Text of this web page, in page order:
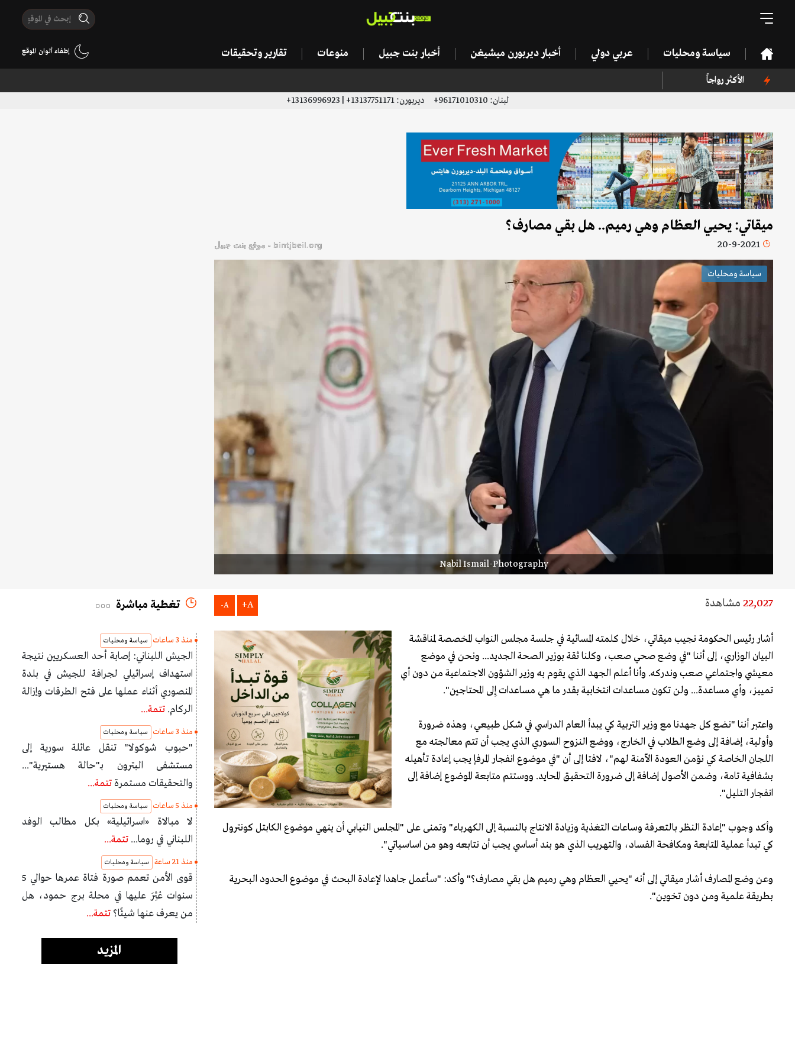
سياسة ومحليات عربي دولي أخبار ديربورن ميشيغن أخبار بنت جبيل منوعات تقارير وتحقيقات إطفاء ألوان الموقع
الأكثر رواجاً
لبنان: 96171010310+ ديربورن: 13137751171+ | 13136996923+
ميقاتي: يحيي العظام وهي رميم.. هل بقي مصارف؟
20-9-2021 bintjbeil.org - موقع بنت جبيل
سياسة ومحليات
Nabil Ismail-Photography
22,027 مشاهدة A+
A-
أشار رئيس الحكومة نجيب ميقاتي، خلال كلمته المسائية في جلسة مجلس النواب المخصصة لمناقشة
البيان الوزاري، إلى أننا "في وضع صحي صعب، وكلنا ثقة بوزير الصحة الجديد... ونحن في موضع
معيشي واجتماعي صعب وندركه. وأنا أعلم الجهد الذي يقوم به وزير الشؤون الاجتماعية من دون أي
تمييز، وأي مساعدة... ولن تكون مساعدات انتخابية بقدر ما هي مساعدات إِلى المحتاجين".
واعتبر أننا "نضع كل جهدنا مع وزير التربية كي يبدأ العام الدراسي في شكل طبيعي، وهذه ضرورة
وأولية، إضافة إلى وضع الطلاب في الخارج، ووضع النزوح السوري الذي يجب أن تتم معالجته مع
اللجان الخاصة كي نؤمن العودة الآمنة لهم"، لافتا إلى أن "في موضوع انفجار المرفإ يجب إعادة تأهيله
بشفافية تامة، وضمن الأصول إضافة إلى ضرورة التحقيق المحايد. ووستتم متابعة الموضوع إضافة إلى
انفجار التليل".
وأكد وجوب "إعادة النظر بالتعرفة وساعات التغذية وزيادة الانتاج بالنسبة إلى الكهرباء" وتمنى على "المجلس النيابي أن ينهي موضوع الكابتل كونترول
كي تبدأ عملية المتابعة ومكافحة الفساد، والتهريب الذي هو بند أساسي يجب أن نتابعه وهو من اساسياتي".
وعن وضع المصارف أشار ميقاتي إلى أنه "يحيي العظام وهي رميم هل بقي مصارف؟" وأكد: "سأعمل جاهدا لإعادة البحث في موضوع الحدود البحرية
بطريقة علمية ومن دون تخوين".
تغطية مباشرة
منذ 3 ساعات سياسة ومحليات
الجيش اللبناني: إصابة أحد العسكريين نتيجة
استهداف إسرائيلي لجرافة للجيش في بلدة
المنصوري أثناء عملها على فتح الطرقات وإزالة
الركام. تتمة...
منذ 3 ساعات سياسة ومحليات
"حبوب شوكولا" تنقل عائلة سورية إلى
مستشفى البترون بـ"حالة هستيرية"...
والتحقيقات مستمرة تتمة...
منذ 5 ساعات سياسة ومحليات
لا مبالاة «اسرائيلية» بكل مطالب الوفد
اللبناني في روما... تتمة...
منذ 21 ساعة سياسة ومحليات
قوى الأمن تعمم صورة فتاة عمرها حوالي 5
سنوات عُثِرَ عليها في محلة برج حمود، هل
من يعرف عنها شيئًا؟ تتمة...
المزيد